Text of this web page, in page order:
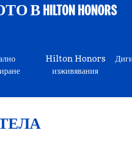
HONORS
Hilton Honors
изживявания